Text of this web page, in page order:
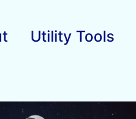
Utility Tools